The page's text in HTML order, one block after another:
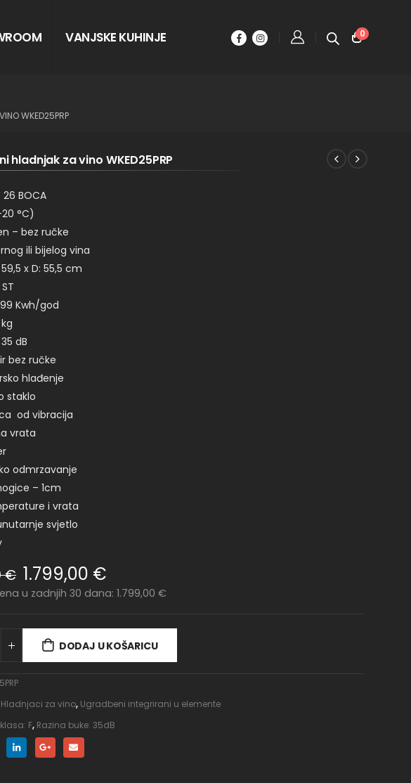
VANJSKE KUHINJE 0
WKED25PRP
hladnjak za vino WKED25PRP
26 BOCA
°C)
– bez ručke
ili bijelog vina
59,5 x D: 55,5 cm
Kwh/god
dB
bez ručke
hlađenje
staklo
od vibracija
vrata
odmrzavanje
– 1cm
i vrata
svjetlo
€ 1.799,00 €
u zadnjih 30 dana: 1.799,00 €
DODAJ U KOŠARICU
Hladnjaci za vino, Ugradbeni integrirani u elemente
F, Razina buke: 35dB